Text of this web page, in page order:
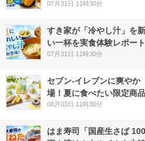
07月31日 11時30分
すき家が「冷やし汁」を
い一杯を実食体験レポート
07月31日 11時30分
セブン‐イレブンに爽やか
場！夏に食べたい限定商
08月03日 11時30分
はま寿司「国産生さば